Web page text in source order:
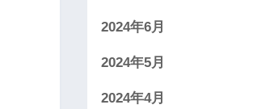
2024年6月
2024年5月
2024年4月